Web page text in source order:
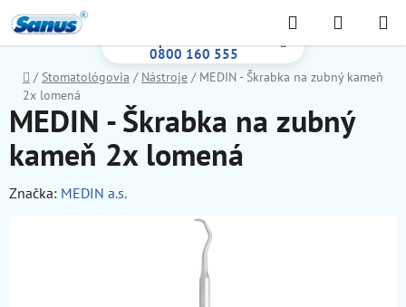
na
obsah
0800 160 555
Hľadať
KOŠÍK
Domov
/ Stomatológovia / Nástroje / MEDIN - Škrabka na zubný kameň
2x lomená
MEDIN - Škrabka na zubný
kameň 2x lomená
Značka: MEDIN a.s.